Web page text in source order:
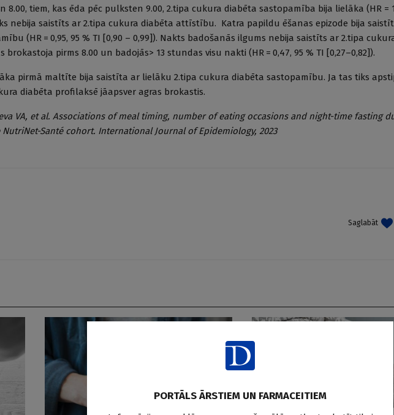
tiem, kas ēda pēc pulksten 9.00, 2.tipa cukura diabēta sastopamība bija lielāka (HR =
nebija saistīts ar 2.tipa cukura diabēta attīstību. Katra papildu ēšanas epizode bija
(HR = 0,95, 95 % TI [0,90 – 0,99]). Nakts badošanās ilgums nebija saistīts ar 2.tipa
pirms 8.00 un badojās> 13 stundas visu nakti (HR = 0,47, 95 % TI [0,27–0,82]).
pirmā maltīte bija saistīta ar lielāku 2.tipa cukura diabēta sastopamību. Ja tas tiks
diabēta profilaksē jāapsver agras brokastis.
VA, et al. Associations of meal timing, number of eating occasions and night-time fasting
Santé cohort. International Journal of Epidemiology, 2023
Saglabāt
PORTĀLS ĀRSTIEM UN FARMACEITIEM